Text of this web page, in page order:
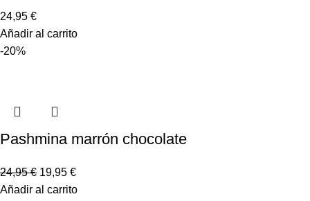
24,95 €
Añadir al carrito
-20%
Pashmina marrón chocolate
24,95€ 19,95 €
Añadir al carrito